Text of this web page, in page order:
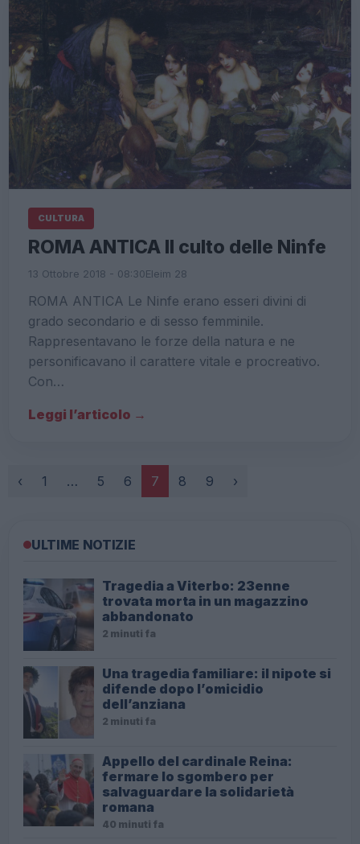
CULTURA
ROMA ANTICA Il culto delle Ninfe
13 Ottobre 2018 - 08:30Eleim 28
ROMA ANTICA Le Ninfe erano esseri divini di
grado secondario e di sesso femminile.
Rappresentavano le forze della natura e ne
personificavano il carattere vitale e procreativo.
Con…
Leggi l’articolo →
Paginazione
‹ 1 … 5 6 7 8 9 ›
ULTIME NOTIZIE
Tragedia a Viterbo: 23enne
trovata morta in un magazzino
abbandonato
2 minuti fa
Una tragedia familiare: il nipote si
difende dopo l’omicidio
dell’anziana
2 minuti fa
Appello del cardinale Reina:
fermare lo sgombero per
salvaguardare la solidarietà
romana
40 minuti fa